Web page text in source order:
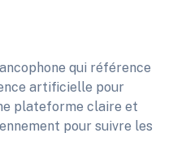
qui référence
artificielle pour
plateforme claire et
pour suivre les